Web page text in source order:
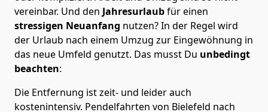
vereinbar. Und den Jahresurlaubfür einen
stressigen Neuanfang nutzen? In der Regel wird
der Urlaub nach einem Umzug zur Eingewöhnung in
das neue Umfeld genutzt. Das musst Du unbedingt
beachten:
Die Entfernung ist zeit- und leider auch
kostenintensiv. Pendelfahrten von Bielefeld nach